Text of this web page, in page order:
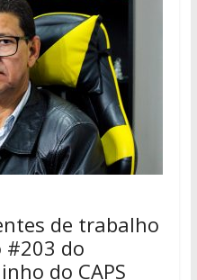
de trabalho
#203 do
do CAPS